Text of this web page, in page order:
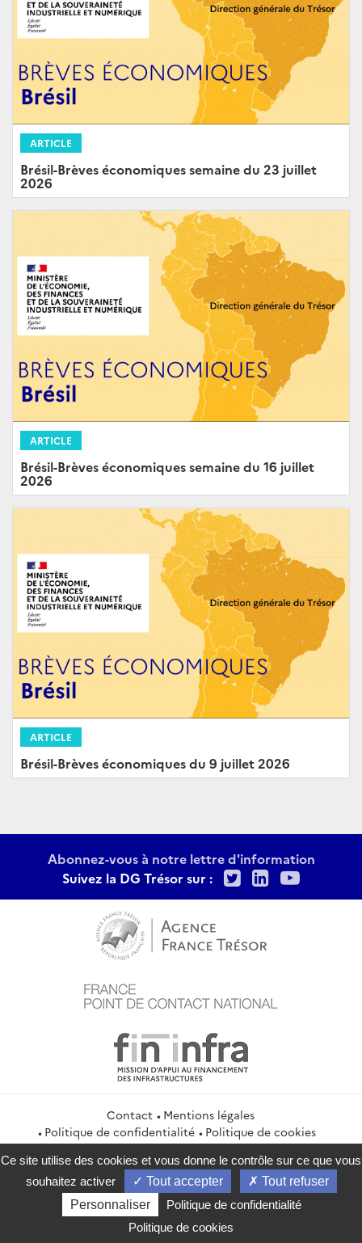
ARTICLE
Brésil-Brèves économiques semaine du 23 juillet
2026
ARTICLE
Brésil-Brèves économiques semaine du 16 juillet
2026
ARTICLE
Brésil-Brèves économiques du 9 juillet 2026
Abonnez-vous à notre lettre d'information
Suivez la DG Trésor sur :
TwitterLinkedIn
Contact
Mentions légales
Politique de confidentialité
Politique de cookies
Gestion des cookies
Flux RSS
service-public.gouv.fr
legifrance.gouv.fr
info.gouv.fr
data.gouv.fr
2026 Direction générale du Trésor
Ce site utilise des cookies et vous donne le contrôle sur ce que vous
souhaitez activer
Tout accepter
Tout refuser
Personnaliser
Politique de confidentialité
Politique de cookies